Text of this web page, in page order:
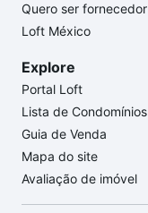
Quero ser fornecedor
Loft México
Explore
Portal Loft
Lista de Condomínios
Guia de Venda
Mapa do site
Avaliação de imóvel